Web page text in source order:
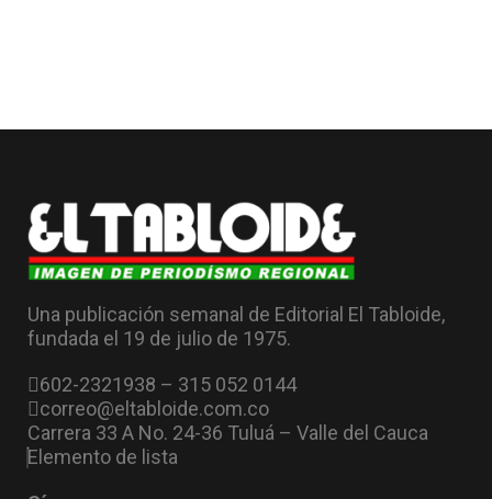
Una publicación semanal de Editorial El Tabloide,
fundada el 19 de julio de 1975.
602-2321938 – 315 052 0144
correo@eltabloide.com.co
Carrera 33 A No. 24-36 Tuluá – Valle del Cauca
Elemento de lista